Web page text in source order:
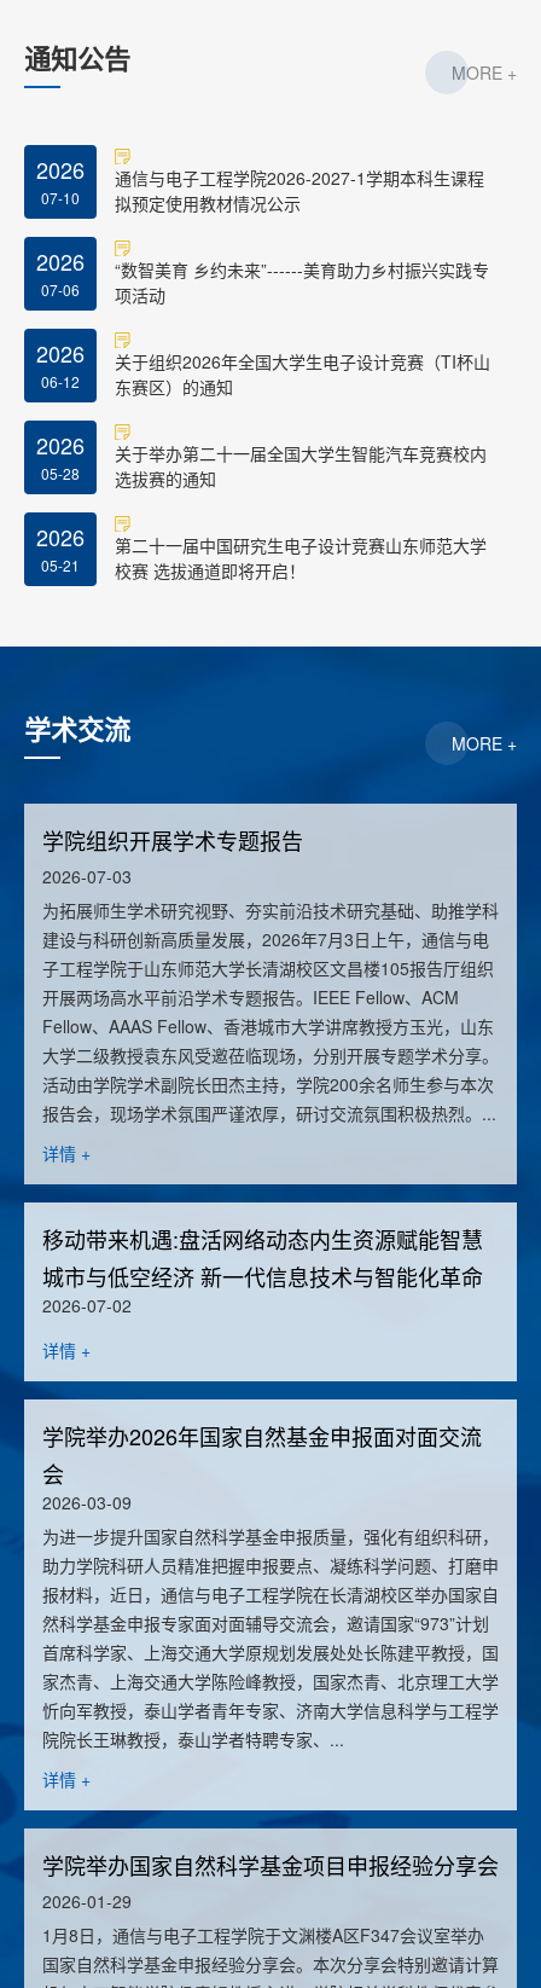
通知公告 MORE +
2026
07-10
通信与电子工程学院2026-2027-1学期本科生课程
拟预定使用教材情况公示
2026
07-06
“数智美育 乡约未来”------美育助力乡村振兴实践专
项活动
2026
06-12
关于组织2026年全国大学生电子设计竞赛（TI杯山
东赛区）的通知
2026
05-28
关于举办第二十一届全国大学生智能汽车竞赛校内
选拔赛的通知
2026
05-21
第二十一届中国研究生电子设计竞赛山东师范大学
校赛 选拔通道即将开启！
学术交流 MORE +
学院组织开展学术专题报告
2026-07-03
为拓展师生学术研究视野、夯实前沿技术研究基础、助推学科
建设与科研创新高质量发展，2026年7月3日上午，通信与电
子工程学院于山东师范大学长清湖校区文昌楼105报告厅组织
开展两场高水平前沿学术专题报告。IEEE Fellow、ACM
Fellow、AAAS Fellow、香港城市大学讲席教授方玉光，山东
大学二级教授袁东风受邀莅临现场，分别开展专题学术分享。
活动由学院学术副院长田杰主持，学院200余名师生参与本次
报告会，现场学术氛围严谨浓厚，研讨交流氛围积极热烈。...
详情 +
移动带来机遇:盘活网络动态内生资源赋能智慧
城市与低空经济 新一代信息技术与智能化革命
2026-07-02
详情 +
学院举办2026年国家自然基金申报面对面交流
会
2026-03-09
为进一步提升国家自然科学基金申报质量，强化有组织科研，
助力学院科研人员精准把握申报要点、凝练科学问题、打磨申
报材料，近日，通信与电子工程学院在长清湖校区举办国家自
然科学基金申报专家面对面辅导交流会，邀请国家“973”计划
首席科学家、上海交通大学原规划发展处处长陈建平教授，国
家杰青、上海交通大学陈险峰教授，国家杰青、北京理工大学
忻向军教授，泰山学者青年专家、济南大学信息科学与工程学
院院长王琳教授，泰山学者特聘专家、...
详情 +
学院举办国家自然科学基金项目申报经验分享会
2026-01-29
1月8日，通信与电子工程学院于文渊楼A区F347会议室举办
国家自然科学基金申报经验分享会。本次分享会特别邀请计算